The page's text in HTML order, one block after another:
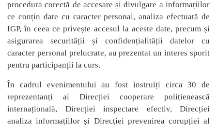
procedura corectă de accesare și divulgare a informațiilor
ce conțin date cu caracter personal, analiza efectuată de
IGP, în ceea ce privește accesul la aceste date, precum și
asigurarea securității și confidențialității datelor cu
caracter personal prelucrate, au prezentat un interes sporit
pentru participanții la curs.
În cadrul evenimentului au fost instruiți circa 30 de
reprezentanți ai Direcției cooperare polițienească
internațională, Direcției inspectare efectiv, Direcției
analiza informațiilor și Direcției prevenirea corupției al